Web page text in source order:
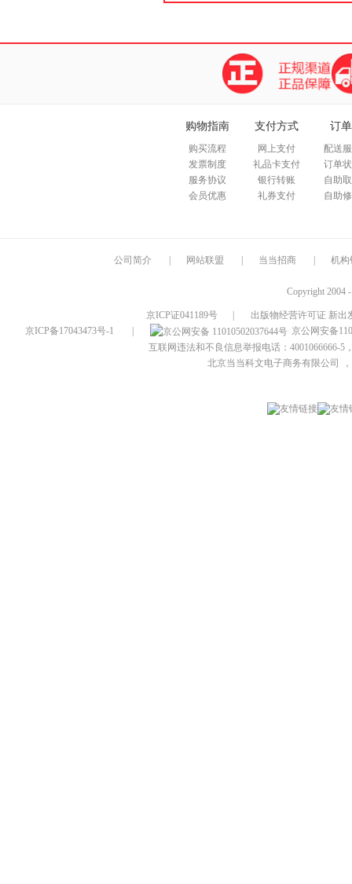
购物指南
购买流程
发票制度
服务协议
会员优惠
支付方式
网上支付
礼品卡支付
银行转账
礼券支付
订
配送
订单
自助
自助
公司简介 网站联盟 当当招商 机构
Copyright 2004
京ICP证041189号
出版物经营许可证 新出
京ICP备17043473号-1
京公网安备
互联网违法和不良信息举报电话：4001066666-5
北京当当科文电子商务有限公司